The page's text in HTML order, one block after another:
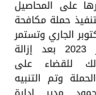
على المحاصيل
حملة مكافحة
غدا الأربعاء 25 أكتوبر الجاري وتستمر
حتى الأربعاء 2 نوفمبر 2023 بعد إزالة
للقضاء على
وتم التنبيه